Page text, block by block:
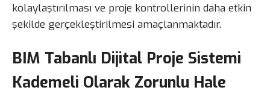
kolaylaştırılması ve proje kontrollerinin daha etkin
şekilde gerçekleştirilmesi amaçlanmaktadır.
BIM Tabanlı Dijital Proje Sistemi
Kademeli Olarak Zorunlu Hale